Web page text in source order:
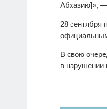
Абхазию]», —
28 сентября
официальным
В свою
в нарушении